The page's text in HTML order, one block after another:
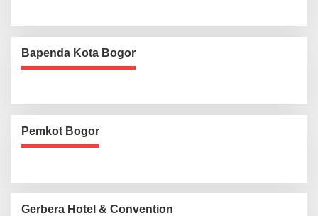
Bapenda Kota Bogor
Pemkot Bogor
Gerbera Hotel & Convention